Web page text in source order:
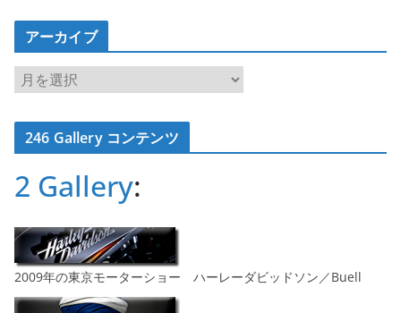
アーカイブ
ア
ー
カ
イ246 Gallery コンテンツ
2 Gallery:
2009年の東京モーターショー ハーレーダビッドソン／Buell